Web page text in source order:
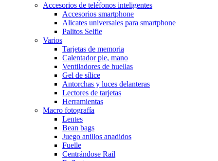
Accesorios de teléfonos inteligentes
Accesorios smartphone
Alicates universales para smartphone
Palitos Selfie
Varios
Tarjetas de memoria
Calentador pie, mano
Ventiladores de huellas
Gel de sílice
Antorchas y luces delanteras
Lectores de tarjetas
Herramientas
Macro fotografía
Lentes
Bean bags
Juego anillos anadidos
Fuelle
Centrándose Rail